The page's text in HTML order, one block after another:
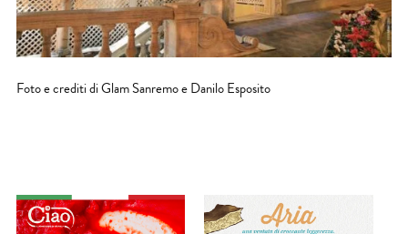
Foto e crediti di Glam Sanremo e Danilo Esposito